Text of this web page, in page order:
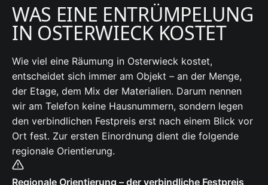
WAS EINE ENTRÜMPELUNG
IN OSTERWIECK KOSTET
Wie viel eine Räumung in Osterwieck kostet,
entscheidet sich immer am Objekt – an der Menge,
der Etage, dem Mix der Materialien. Darum nennen
wir am Telefon keine Hausnummern, sondern legen
den verbindlichen Festpreis erst nach einem Blick vor
Ort fest. Zur ersten Einordnung dient die folgende
regionale Orientierung.
Regionale Orientierung – der verbindliche Festpreis